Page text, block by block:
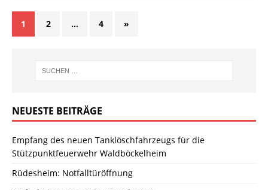
1 2 … 4 »
NEUESTE BEITRÄGE
Empfang des neuen Tanklöschfahrzeugs für die
Stützpunktfeuerwehr Waldböckelheim
Rüdesheim: Notfalltüröffnung